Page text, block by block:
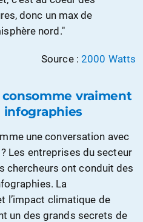
donc un max de
nord."
Source : 2000 Watts
vraiment
infographies
une conversation avec
Les entreprises du secteur
chercheurs ont conduit des
La
l’impact climatique de
un des grands secrets de